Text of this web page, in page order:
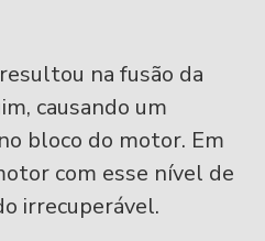
na fusão da
causando um
bloco do motor. Em
com esse nível de
irrecuperável.